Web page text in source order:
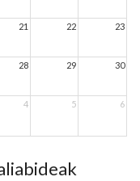
21 22 23
28 29 30
4 5 6